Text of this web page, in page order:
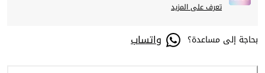
تعرف على المزيد
بحاجة إلى مساعدة؟ واتساب